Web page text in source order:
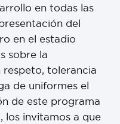
en todas las
del
en el estadio
sobre la
tolerancia
de uniformes el
de este programa
los invitamos a que